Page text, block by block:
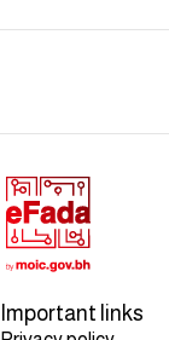
Important links